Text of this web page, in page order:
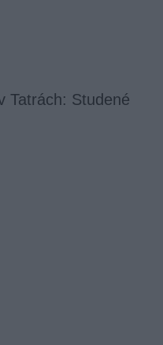
Tatrách: Studené